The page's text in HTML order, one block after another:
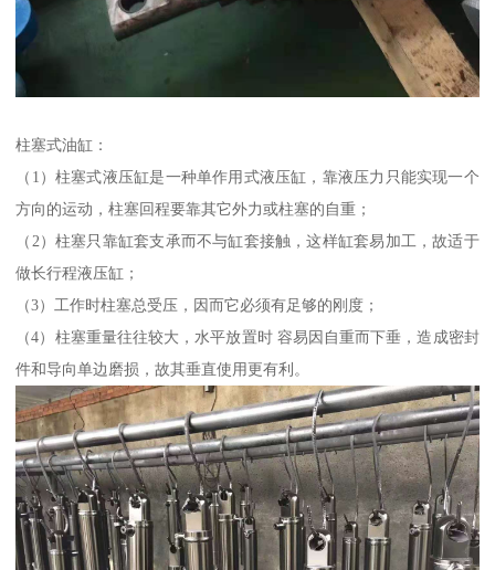
柱塞式油缸：
（1）柱塞式液压缸是一种单作用式液压缸，靠液压力只能实现一个
方向的运动，柱塞回程要靠其它外力或柱塞的自重；
（2）柱塞只靠缸套支承而不与缸套接触，这样缸套易加工，故适于
做长行程液压缸；
（3）工作时柱塞总受压，因而它必须有足够的刚度；
（4）柱塞重量往往较大，水平放置时 容易因自重而下垂，造成密封
件和导向单边磨损，故其垂直使用更有利。